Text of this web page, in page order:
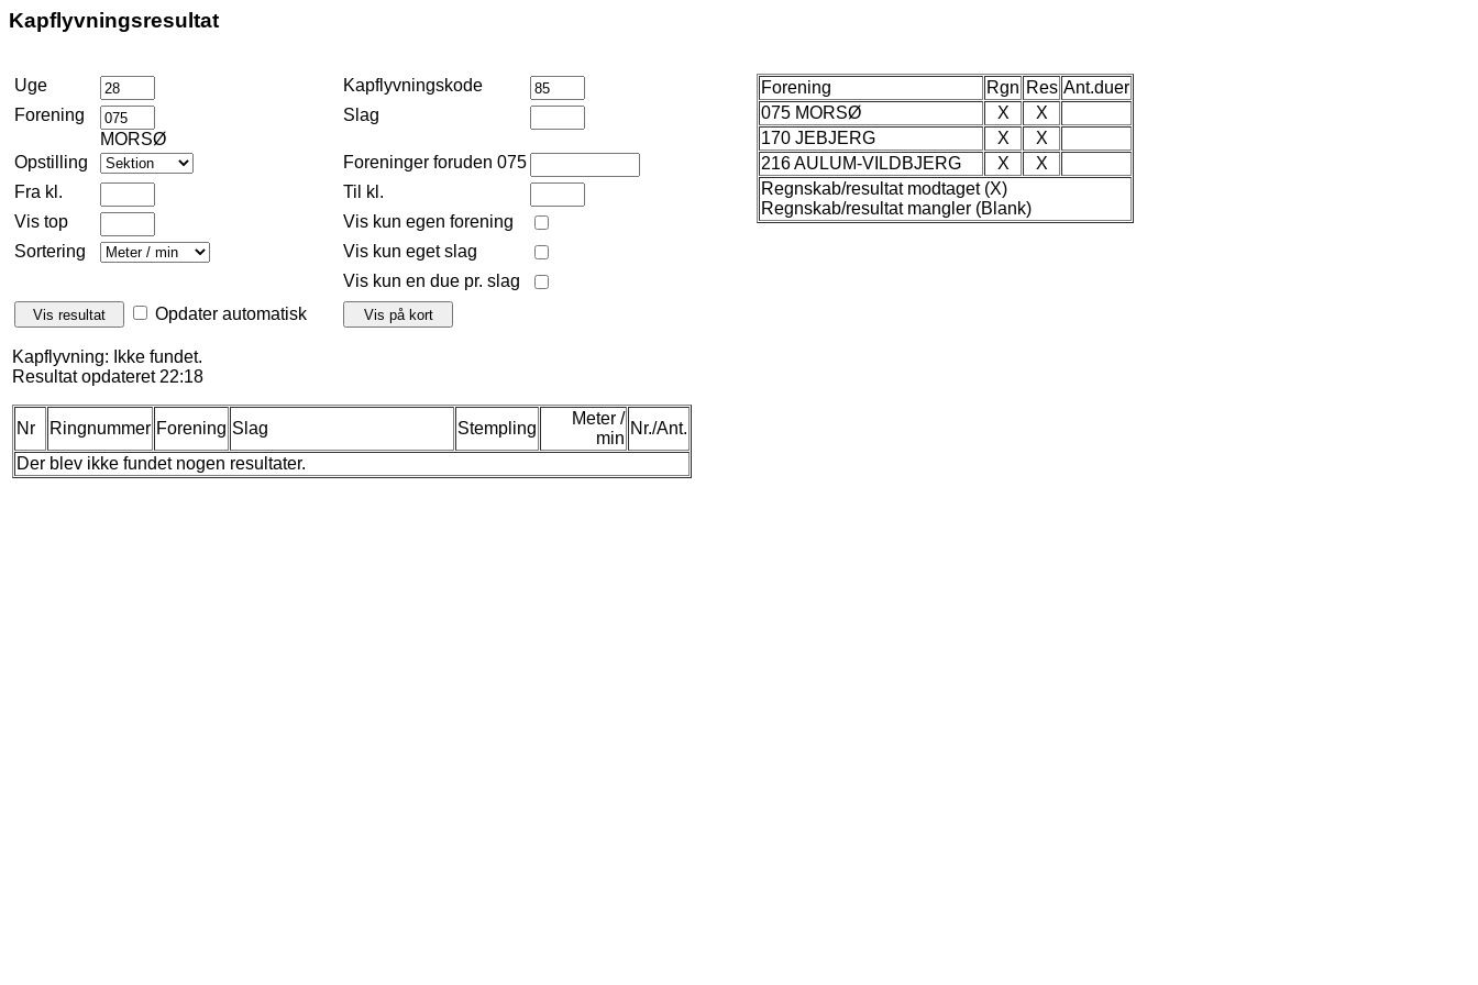
Kapflyvningsresultat
Uge
Kapflyvningskode
Forening
MORSØ
Slag
Opstilling
Foreninger foruden 075
Fra kl.
Til kl.
Vis top
Vis kun egen forening
Sortering
Vis kun eget slag
Vis kun en due pr. slag
Opdater automatisk
Kapflyvning: Ikke fundet.
Resultat opdateret 22:18
Nr Ringnummer Forening Slag Stempling
Meter /
min
Nr./Ant.
Der blev ikke fundet nogen resultater.
Forening Rgn Res Ant.duer
075 MORSØ
X
X
170 JEBJERG
X
X
216 AULUM-VILDBJERG
X
X
Regnskab/resultat modtaget (X)
Regnskab/resultat mangler (Blank)